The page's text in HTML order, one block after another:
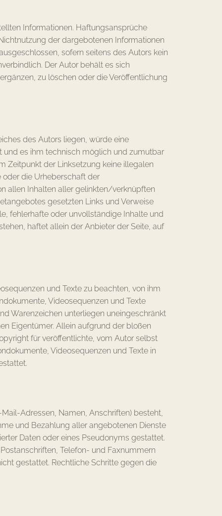
Informationen. Haftungsansprüche
der dargebotenen Informationen
sofern seitens des Autors kein
Der Autor behält es sich
zu löschen oder die Veröffentlichung
des Autors liegen, würde eine
und es ihm technisch möglich und zumutbar
Zeitpunkt der Linksetzung keine illegalen
oder die Urheberschaft der
allen Inhalten aller gelinkten/verknüpften
gesetzten Links und Verweise
fehlerhafte oder unvollständige Inhalte und
haftet allein der Anbieter der Seite, auf
und Texte zu beachten, von ihm
Videosequenzen und Texte
Warenzeichen unterliegen uneingeschränkt
Eigentümer. Allein aufgrund der bloßen
für veröffentlichte, vom Autor selbst
Videosequenzen und Texte in
Adressen, Namen, Anschriften) besteht,
und Bezahlung aller angebotenen Dienste
Daten oder eines Pseudonyms gestattet.
Telefon- und Faxnummern
gestattet. Rechtliche Schritte gegen die